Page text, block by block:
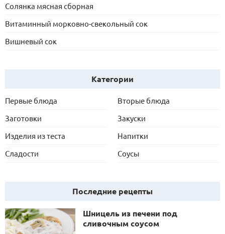
Солянка мясная сборная
Витаминный морковно-свекольный сок
Вишневый сок
Категории
Первые блюда
Вторые блюда
Заготовки
Закуски
Изделия из теста
Напитки
Сладости
Соусы
Последние рецепты
Шницель из печени под
сливочным соусом